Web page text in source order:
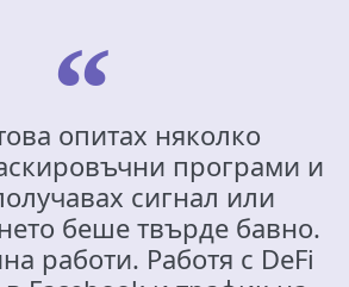
опитах няколко
програми и
сигнал или
беше твърде бавно.
работи. Работя с DeFi